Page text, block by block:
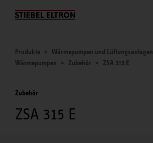
Unternehmen
Produkte
Wärmepumpen und Lüftungsanlagen
Wärmepumpen
Zubehör ZSA 315 E
Zubehör
ZSA 315 E